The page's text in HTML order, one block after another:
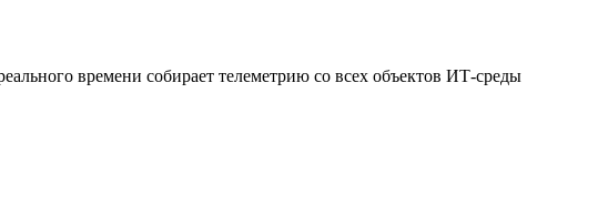
времени собирает телеметрию со всех объектов ИТ-среды